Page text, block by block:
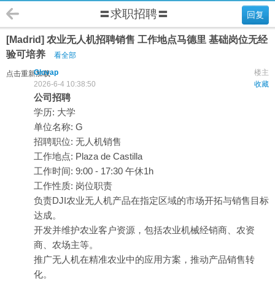
回复
〓求职招聘〓
[Madrid] 农业无人机招聘销售 工作地点马德里 基础岗位无经
验可培养
看全部
点击重新加载 楼主
Glovap
收藏
2026-6-4 10:38:50
公司招聘
学历: 大学
单位名称: G
招聘职位: 无人机销售
工作地点: Plaza de Castilla
工作时间: 9:00 - 17:30 午休1h
工作性质: 岗位职责
负责DJI农业无人机产品在指定区域的市场开拓与销售目标
达成。
开发并维护农业客户资源，包括农业机械经销商、农资
商、农场主等。
推广无人机在精准农业中的应用方案，推动产品销售转
化。